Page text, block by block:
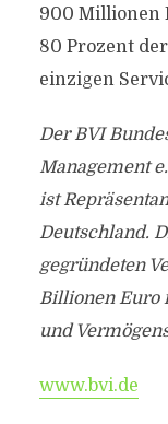
900 Millionen
80 Prozent
einzigen
Der BVI
Management
ist
Deutschland.
gegründeten
Billionen Euro
und
www.bvi.de